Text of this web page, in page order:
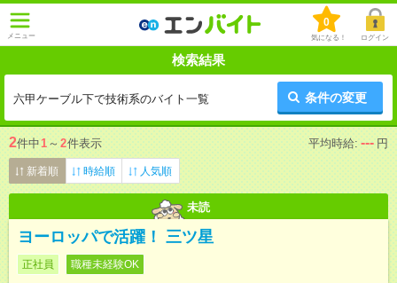
メニュー
0
気になる！ ログイン
検索結果
六甲ケーブル下で技術系のバイト一覧 条件の変更
2件中1 ～ 2件表示 平均時給: --- 円
新着順 時給順 人気順
未読
ヨーロッパで活躍！ 三ツ星
正社員 職種未経験OK